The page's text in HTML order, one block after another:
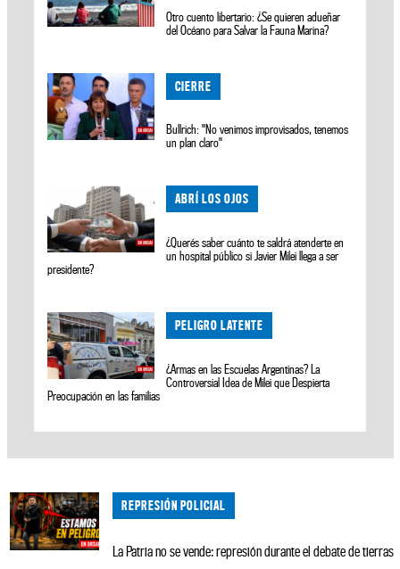
Otro cuento libertario: ¿Se quieren adueñar
del Océano para Salvar la Fauna Marina?
CIERRE
Bullrich: "No venimos improvisados, tenemos
un plan claro"
ABRÍ LOS OJOS
¿Querés saber cuánto te saldrá atenderte en
un hospital público si Javier Milei llega a ser
presidente?
PELIGRO LATENTE
¿Armas en las Escuelas Argentinas? La
Controversial Idea de Milei que Despierta
Preocupación en las familias
REPRESIÓN POLICIAL
La Patria no se vende: represión durante el debate de tierras